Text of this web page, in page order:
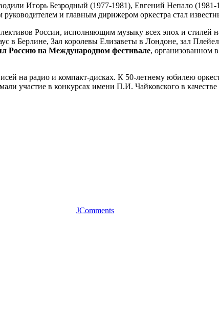
Игорь Безродный (1977-1981), Евгений Непало
и главным дирижером оркестра стал
России, исполняющим музыку всех эпох и стилей
в Берлине, Зал королевы Елизаветы в Лондоне, зал
Россию на Международном фестивале, организованном в
на радио и компакт-дисках. К 50-летнему юбилею
участие в конкурсах имени П.И. Чайковского в
JComments